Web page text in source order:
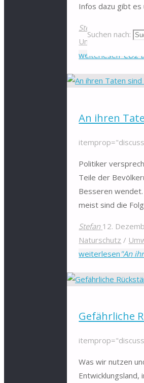
Suchen nach:
Infos dazu gibt es
Stefan 24. Januar
Umweltschutz
weiterlesen
An ihren
Politiker
Teile der
Besseren
meist sind die
Stefan 12.
Naturschutz /
weiterlesen "An
Gefährliche
Was wir nutzen
Entwicklungsland,